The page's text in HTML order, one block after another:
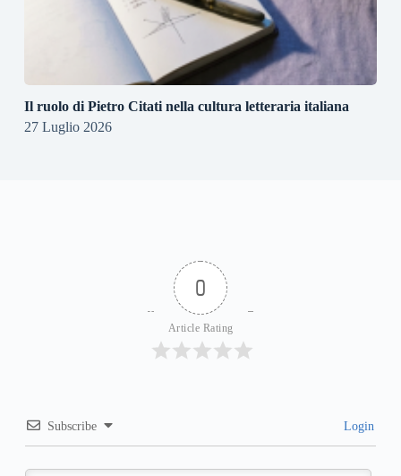
Il ruolo di Pietro Citati nella cultura letteraria italiana
27 Luglio 2026
0
Article Rating
Subscribe Login